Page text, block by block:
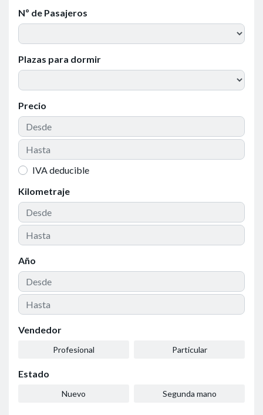
Nº de Pasajeros
Plazas para dormir
Precio
IVA deducible
Kilometraje
Año
Vendedor
Profesional Particular
Estado
Nuevo Segunda mano